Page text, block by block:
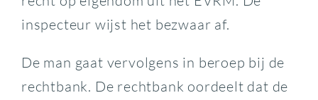
inspecteur wijst het bezwaar af.
De man gaat vervolgens in beroep bij de
rechtbank. De rechtbank oordeelt dat de